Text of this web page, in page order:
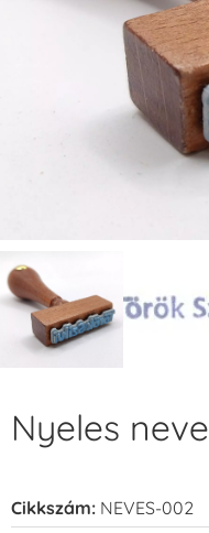
Nyeles
Cikkszám: NEVES-002